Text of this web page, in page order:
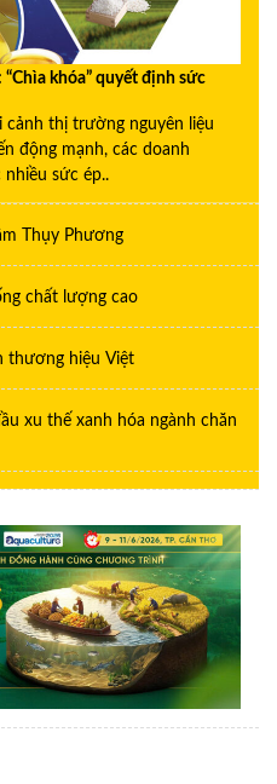
khóa” quyết định sức
cảnh thị trường nguyên liệu
động mạnh, các doanh
sức ép..
Thụy Phương
chất lượng cao
thương hiệu Việt
xu thế xanh hóa ngành chăn